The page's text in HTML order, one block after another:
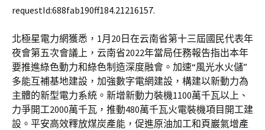
requestId:688fab190ff184.21216157.
北極星電力網獲悉，1月20日在云南省第十三屆國民代表年
夜會第五次會議上，云南省2022年當局任務報告指出本年
要推進綠色動力和綠色制造深度融會。加速“風光水火儲”
多能互補基地建設，加強數字電網建設，構建以新動力為
主體的新型電力系統。新增新動力裝機1100萬千瓦以上、
力爭開工2000萬千瓦，推動480萬千瓦火電裝機項目開工建
設。平安高效釋放煤炭產能，促進原油加工和頁巖氣增產